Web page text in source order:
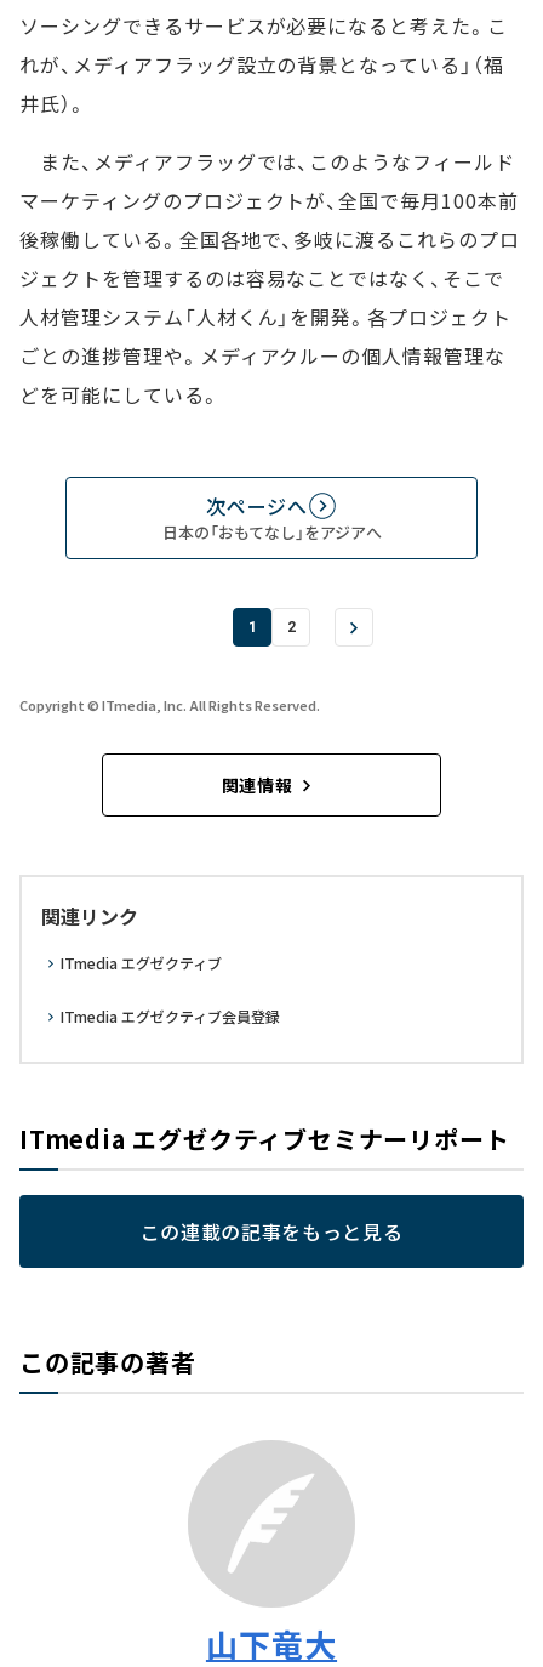
ソーシングできるサービスが必要になると考えた。こ
れが、メディアフラッグ設立の背景となっている」（福
井氏）。
また、メディアフラッグでは、このようなフィールド
マーケティングのプロジェクトが、全国で毎月100本前
後稼働している。全国各地で、多岐に渡るこれらのプロ
ジェクトを管理するのは容易なことではなく、そこで
人材管理システム「人材くん」を開発。各プロジェクト
ごとの進捗管理や。メディアクルーの個人情報管理な
どを可能にしている。
次ページへ
日本の「おもてなし」をアジアへ
1 2
Copyright © ITmedia, Inc. All Rights Reserved.
関連情報
関連リンク
ITmedia エグゼクティブ
ITmedia エグゼクティブ会員登録
ITmedia エグゼクティブセミナーリポート
この連載の記事をもっと見る
この記事の著者
山下竜大